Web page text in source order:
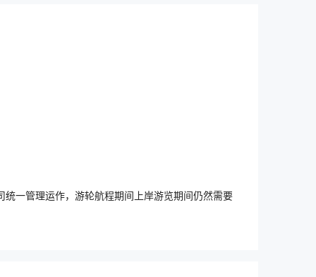
一管理运作，游轮航程期间上岸游览期间仍然需要